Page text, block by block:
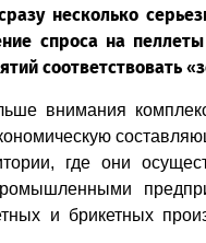
несколько
спроса на
соответствовать
внимания
где они
и брикетных